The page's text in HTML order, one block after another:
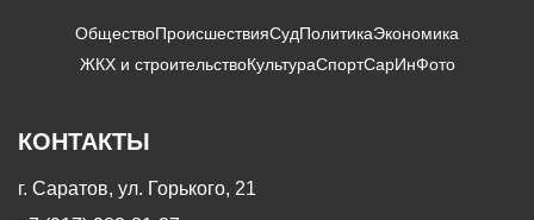
ОбществоПроисшествияСудПолитикаЭкономика
ЖКХ и строительствоКультураСпортСарИнФото
КОНТАКТЫ
г. Саратов, ул. Горького, 21